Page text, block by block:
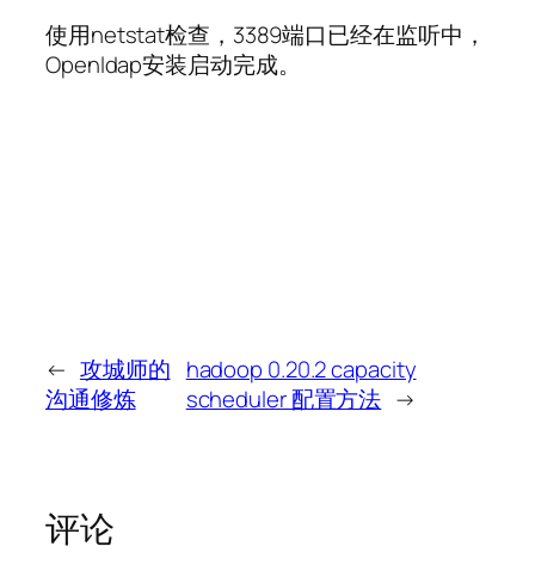
使用netstat检查，3389端口已经在监听中，
Openldap安装启动完成。
← 攻城师的
沟通修炼
hadoop 0.20.2 capacity
scheduler 配置方法 →
评论